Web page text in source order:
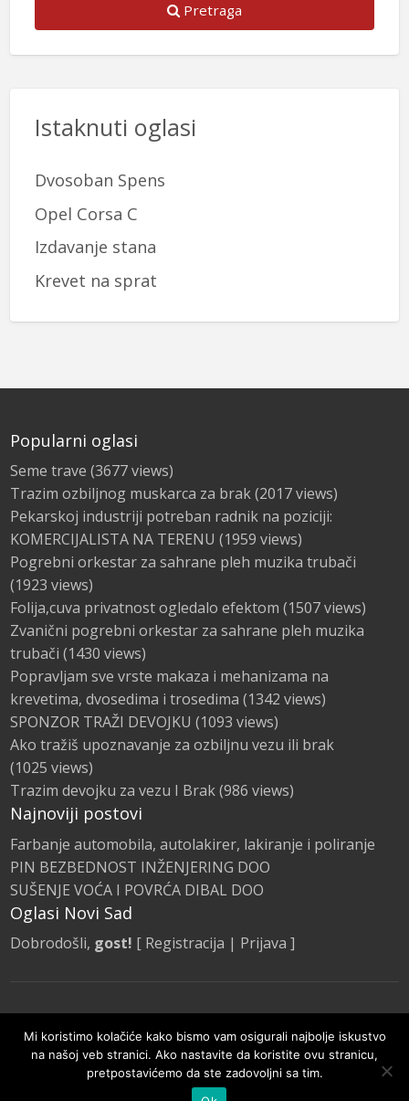
Pretraga
Istaknuti oglasi
Dvosoban Spens
Opel Corsa C
Izdavanje stana
Krevet na sprat
Popularni oglasi
Seme trave (3677 views)
Trazim ozbiljnog muskarca za brak(2017 views)
Pekarskoj industriji potreban radnik na poziciji:
KOMERCIJALISTA NA TERENU (1959 views)
Pogrebni orkestar za sahrane pleh muzika trubači
(1923 views)
Folija,cuva privatnost ogledalo efektom (1507 views)
Zvanični pogrebni orkestar za sahrane pleh muzika
trubači (1430 views)
Popravljam sve vrste makaza i mehanizama na
krevetima, dvosedima i trosedima (1342 views)
SPONZOR TRAŽI DEVOJKU (1093 views)
Ako tražiš upoznavanje za ozbiljnu vezu ili brak
(1025 views)
Trazim devojku za vezu I Brak(986 views)
Najnoviji postovi
Farbanje automobila, autolakirer, lakiranje i poliranje
PIN BEZBEDNOST INŽENJERING DOO
SUŠENJE VOĆA I POVRĆA DIBAL DOO
Oglasi Novi Sad
Dobrodošli, gost! [ Registracija | Prijava ]
Pravila i smernice
© Oglasi Novi Sad 2020 | Sva prava zadržana.
Mi koristimo kolačiće kako bismo vam osigurali najbolje iskustvo
na našoj veb stranici. Ako nastavite da koristite ovu stranicu,
pretpostavićemo da ste zadovoljni sa tim.